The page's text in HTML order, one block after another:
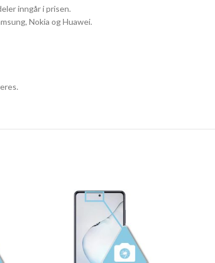
inngår i prisen.
Nokia og Huawei.